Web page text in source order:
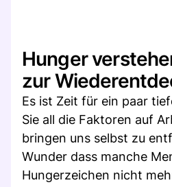
Hunger
zur
Es ist Zeit für ein paar
Sie all die Faktoren auf
bringen uns selbst zu
Wunder dass manche
Hungerzeichen nicht